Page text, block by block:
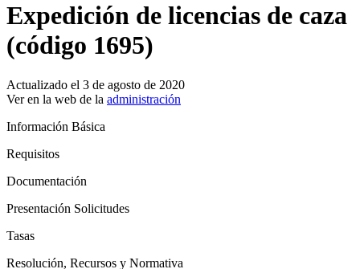
Expedición de licencias de caza
(código 1695)
Actualizado el 3 de agosto de 2020
Ver en la web de la administración
Información Básica
Requisitos
Documentación
Presentación Solicitudes
Tasas
Resolución, Recursos y Normativa